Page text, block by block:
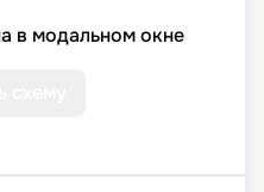
в модальном окне